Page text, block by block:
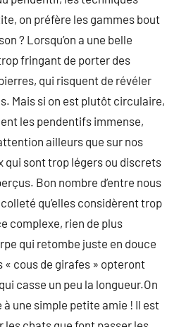
on préfère les gammes bout
? Lorsqu’on a une belle
fringant de porter des
qui risquent de révéler
Mais si on est plutôt circulaire,
les pendentifs immense,
ailleurs que sur nos
qui sont trop légers ou discrets
Bon nombre d’entre nous
qu’elles considèrent trop
complexe, rien de plus
qui retombe juste en douce
« cous de girafes » opteront
casse un peu la longueur.On
à une simple petite amie ! Il est